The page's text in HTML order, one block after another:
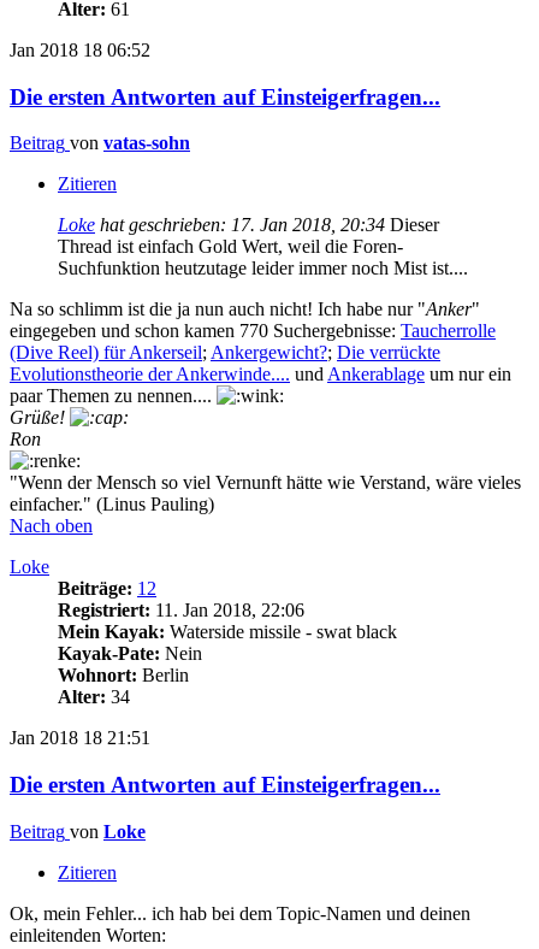
Alter: 61
Jan 2018 18 06:52
Die ersten Antworten auf Einsteigerfragen...
Beitrag von vatas-sohn
Zitieren
Loke hat geschrieben: 17. Jan 2018, 20:34 Dieser
Thread ist einfach Gold Wert, weil die Foren-
Suchfunktion heutzutage leider immer noch Mist ist....
Na so schlimm ist die ja nun auch nicht! Ich habe nur "Anker"
eingegeben und schon kamen 770 Suchergebnisse: Taucherrolle
(Dive Reel) für Ankerseil; Ankergewicht?; Die verrückte
Evolutionstheorie der Ankerwinde.... und Ankerablage um nur ein
paar Themen zu nennen....
Grüße!
Ron
"Wenn der Mensch so viel Vernunft hätte wie Verstand, wäre vieles
einfacher." (Linus Pauling)
Nach oben
Loke
Beiträge: 12
Registriert: 11. Jan 2018, 22:06
Mein Kayak: Waterside missile - swat black
Kayak-Pate: Nein
Wohnort: Berlin
Alter: 34
Jan 2018 18 21:51
Die ersten Antworten auf Einsteigerfragen...
Beitrag von Loke
Zitieren
Ok, mein Fehler... ich hab bei dem Topic-Namen und deinen
einleitenden Worten: